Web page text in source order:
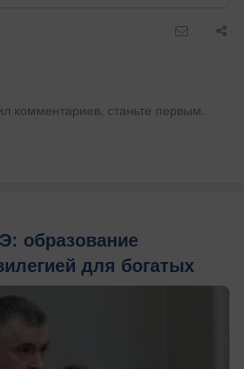
комментариев, станьте первым.
образование
для богатых